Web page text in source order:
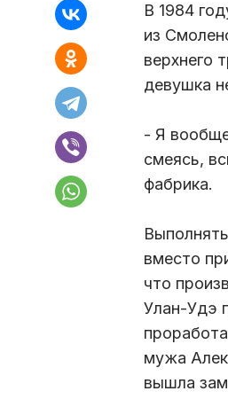
В 1984
из
верхнего
девушка
- Я
смеясь,
фабрика.
вместо
что
Улан-Удэ
мужа
вышла